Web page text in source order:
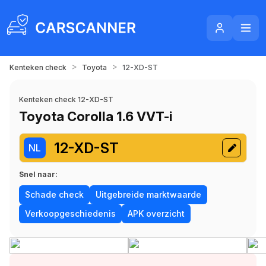
Kenteken check > Toyota > 12-XD-ST
Kenteken check 12-XD-ST
Toyota Corolla 1.6 VVT-i
NL 12-XD-ST
Snel naar:
Schade check
Uitgebreide marktwaarde
Verkoopgeschiedenis
APK overzicht